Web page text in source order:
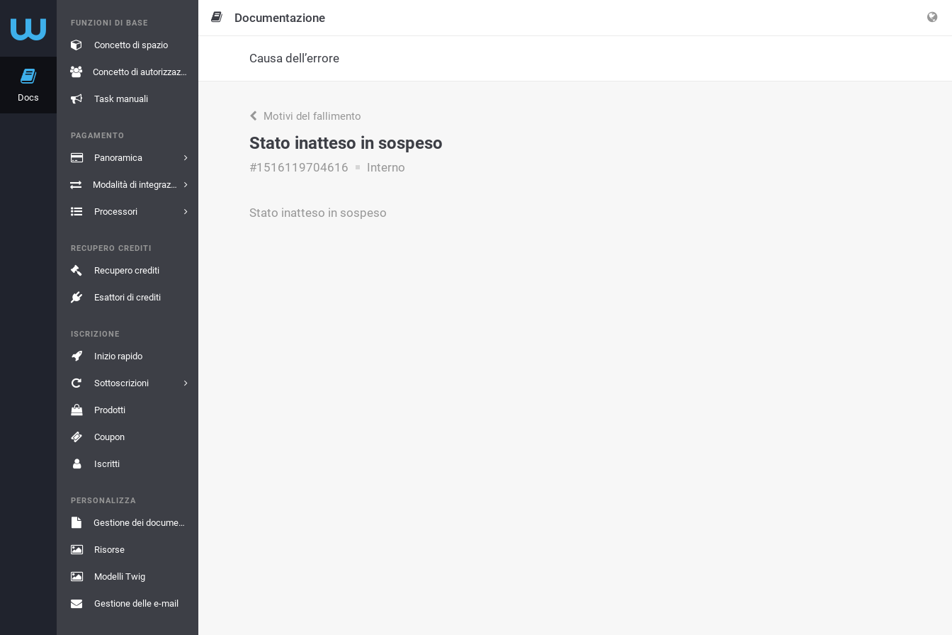
Docs
FUNZIONI DI BASE
Concetto di spazio
Concetto di autorizzazione
Task manuali
PAGAMENTO
Panoramica
Modalità di integrazione
Processori
RECUPERO CREDITI
Recupero crediti
Esattori di crediti
ISCRIZIONE
Inizio rapido
Sottoscrizioni
Prodotti
Coupon
Iscritti
PERSONALIZZA
Gestione dei documenti
Risorse
Modelli Twig
Gestione delle e-mail
Documentazione
Causa dell’errore
Motivi del fallimento
Stato inatteso in sospeso
#1516119704616 Interno
Stato inatteso in sospeso